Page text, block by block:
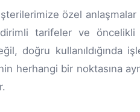
özel anlaşmalar
tarifeler ve öncelikli
doğru kullanıldığında
herhangi bir noktasına